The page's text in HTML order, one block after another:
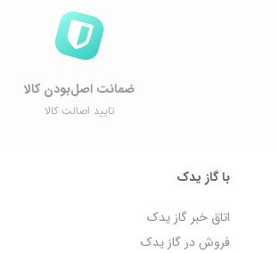
ضمانت اصل‌بودن کالا
تایید اصالت کالا
با گاز یدک
اتاق خبر گاز یدک
فروش در گاز یدک